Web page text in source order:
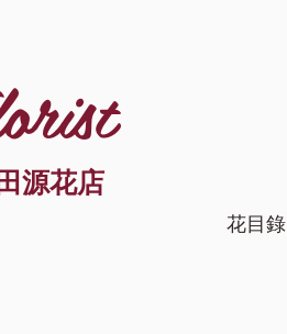
源花店
花目錄